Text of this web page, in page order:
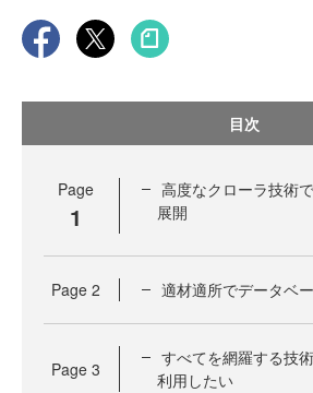
目次
Page
1
高度なクローラ技術
展開
Page 2 適材適所でデータベ
Page 3
すべてを網羅する技
利用したい